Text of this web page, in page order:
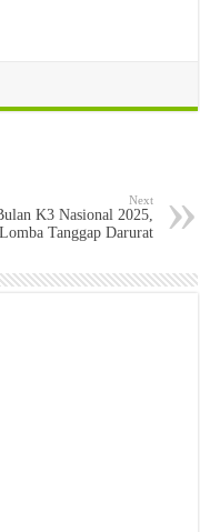
Next
K3 Nasional 2025,
Tanggap Darurat